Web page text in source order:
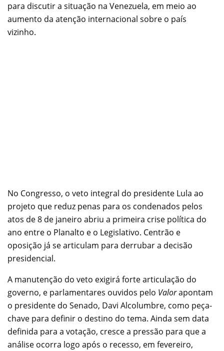
para discutir a situação na Venezuela, em meio ao
aumento da atenção internacional sobre o país
vizinho.
No Congresso, o veto integral do presidente Lula ao
projeto que reduz penas para os condenados pelos
atos de 8 de janeiro abriu a primeira crise política do
ano entre o Planalto e o Legislativo. Centrão e
oposição já se articulam para derrubar a decisão
presidencial.
A manutenção do veto exigirá forte articulação do
governo, e parlamentares ouvidos pelo Valorapontam
o presidente do Senado, Davi Alcolumbre, como peça-
chave para definir o destino do tema. Ainda sem data
definida para a votação, cresce a pressão para que a
análise ocorra logo após o recesso, em fevereiro,